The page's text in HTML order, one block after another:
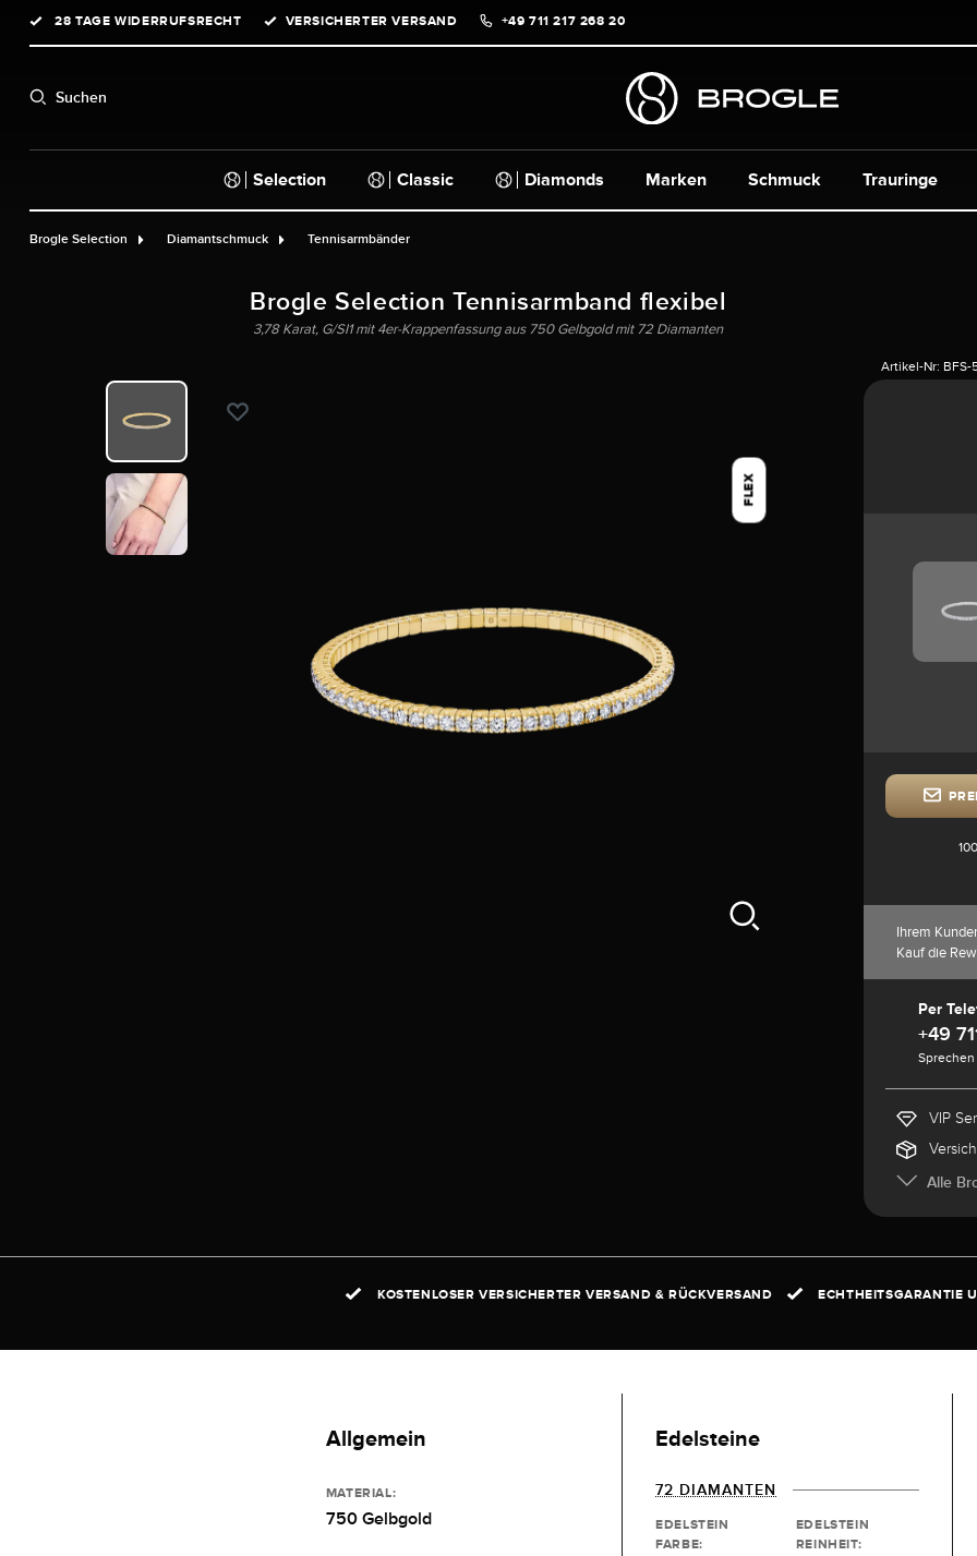
Zur Hauptnavigation springen
28 TAGE WIDERRUFSRECHT VERSICHERTER VERSAND +49 711 217 268 20
Suchen
Selection Classic Diamonds Marken Schmuck Trauringe
Brogle Selection Diamantschmuck Tennisarmbänder
Brogle Selection Tennisarmband flexibel
3,78 Karat, G/SI1 mit 4er-Krappenfassung aus 750 Gelbgold mit 72 Diamanten
FLEX
Artikel-Nr: BFS-
Ihrem
Kauf die
Per
+49
VIP
Alle
KOSTENLOSER VERSICHERTER VERSAND & RÜCKVERSAND ECHTHEITSGARANTIE
Allgemein
MATERIAL:
750 Gelbgold
Edelsteine
72 DIAMANTEN
EDELSTEIN
FARBE:
EDELSTEIN
REINHEIT: